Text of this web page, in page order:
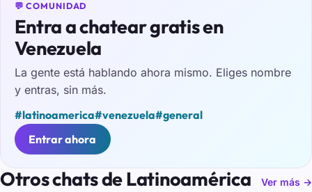
💬 COMUNIDAD
Entra a chatear gratis en
Venezuela
La gente está hablando ahora mismo. Eliges nombre
y entras, sin más.
#latinoamerica#venezuela#general
Entrar ahora
Otros chats de Latinoamérica Ver más →